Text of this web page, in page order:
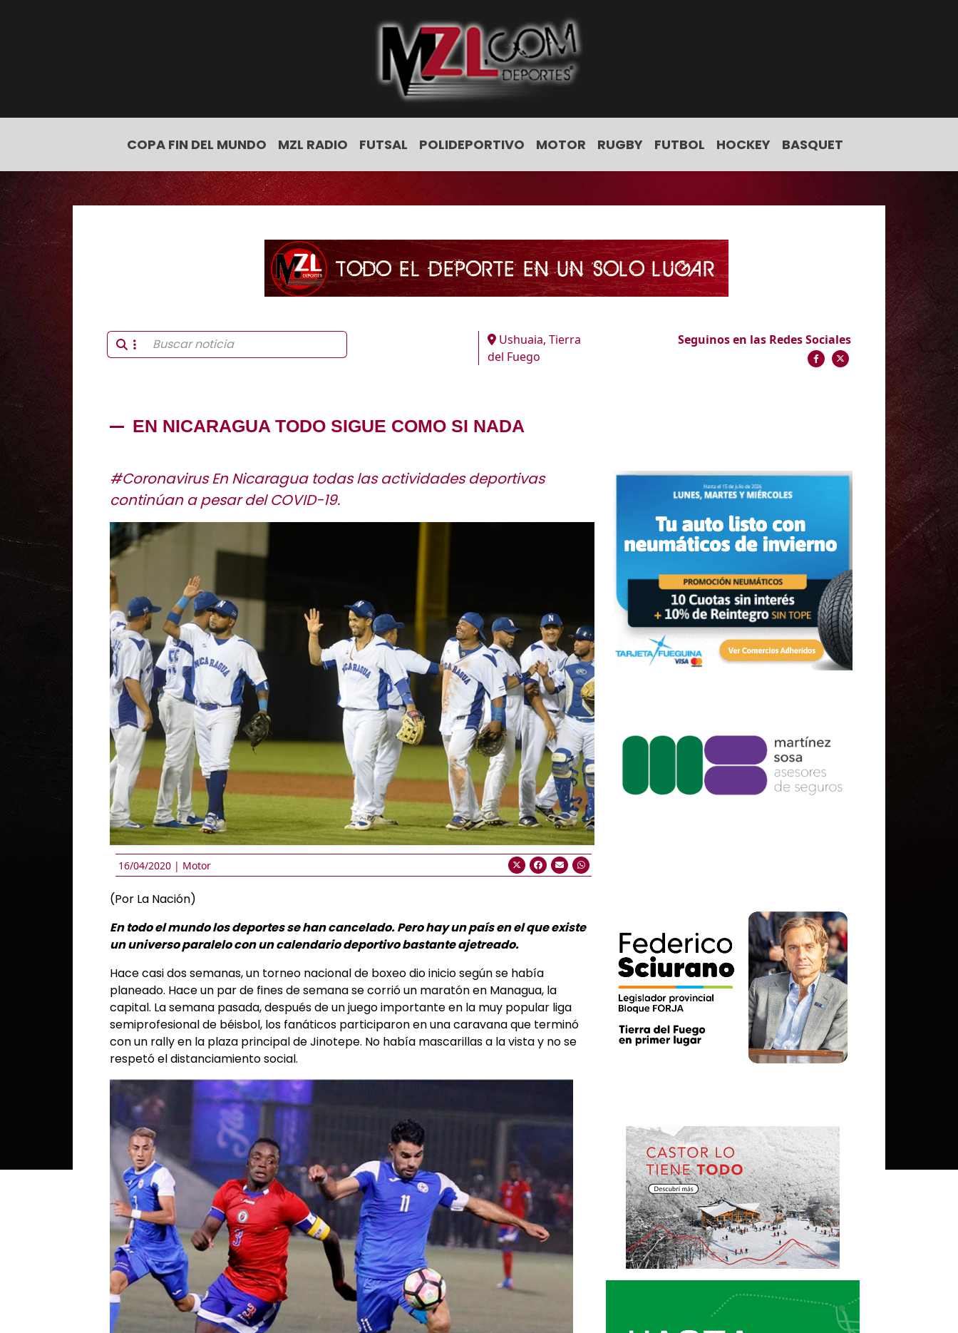
COPA FIN DEL MUNDO MZL RADIO FUTSAL POLIDEPORTIVO MOTOR RUGBY FUTBOL HOCKEY BASQUET
Ushuaia, Tierra
del Fuego
Seguinos en las Redes Sociales
EN NICARAGUA TODO SIGUE COMO SI NADA
#Coronavirus En Nicaragua todas las actividades deportivas
continúan a pesar del COVID-19.
16/04/2020 | Motor
(Por La Nación)
En todo el mundo los deportes se han cancelado. Pero hay un país en el que existe
un universo paralelo con un calendario deportivo bastante ajetreado.
Hace casi dos semanas, un torneo nacional de boxeo dio inicio según se había
planeado. Hace un par de fines de semana se corrió un maratón en Managua, la
capital. La semana pasada, después de un juego importante en la muy popular liga
semiprofesional de béisbol, los fanáticos participaron en una caravana que terminó
con un rally en la plaza principal de Jinotepe. No había mascarillas a la vista y no se
respetó el distanciamiento social.